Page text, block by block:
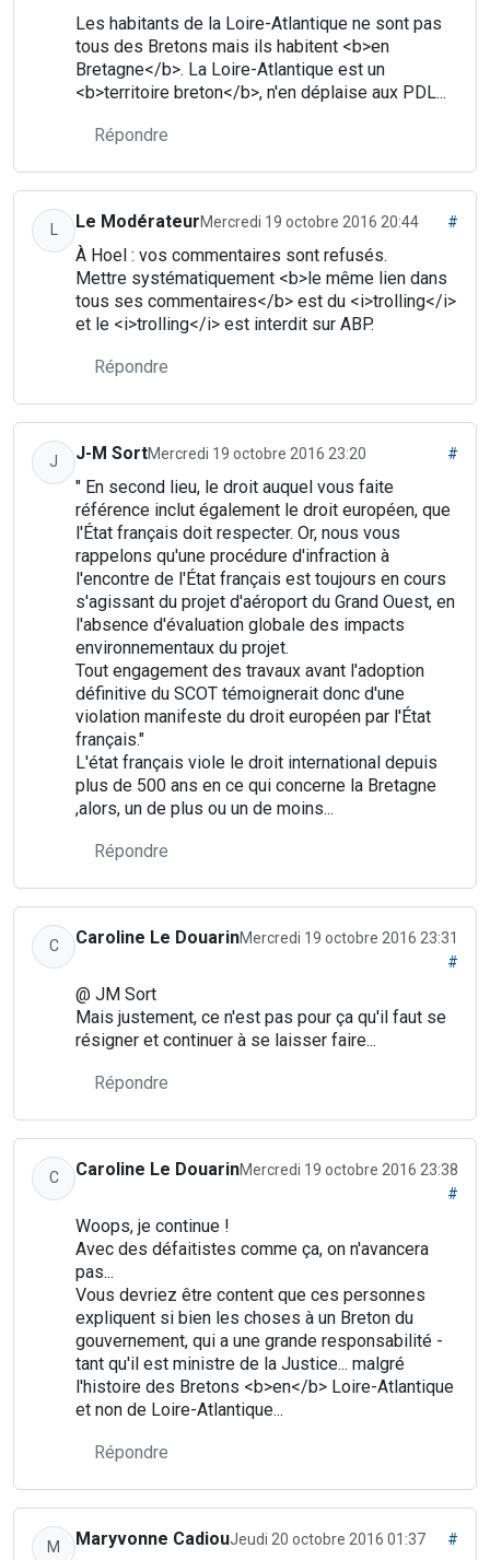
Les habitants de la Loire-Atlantique ne sont pas
tous des Bretons mais ils habitent <b>en
Bretagne</b>. La Loire-Atlantique est un
<b>territoire breton</b>, n'en déplaise aux PDL...
Répondre
L Le ModérateurMercredi 19 octobre 2016 20:44 #
À Hoel : vos commentaires sont refusés.
Mettre systématiquement <b>le même lien dans
tous ses commentaires</b> est du <i>trolling</i>
et le <i>trolling</i> est interdit sur ABP.
Répondre
J J-M SortMercredi 19 octobre 2016 23:20 #
" En second lieu, le droit auquel vous faite
référence inclut également le droit européen, que
l'État français doit respecter. Or, nous vous
rappelons qu'une procédure d'infraction à
l'encontre de l'État français est toujours en cours
s'agissant du projet d'aéroport du Grand Ouest, en
l'absence d'évaluation globale des impacts
environnementaux du projet.
Tout engagement des travaux avant l'adoption
définitive du SCOT témoignerait donc d'une
violation manifeste du droit européen par l'État
français."
L'état français viole le droit international depuis
plus de 500 ans en ce qui concerne la Bretagne
,alors, un de plus ou un de moins...
Répondre
C Caroline Le DouarinMercredi 19 octobre 2016 23:31
#
@ JM Sort
Mais justement, ce n'est pas pour ça qu'il faut se
résigner et continuer à se laisser faire...
Répondre
C Caroline Le DouarinMercredi 19 octobre 2016 23:38
#
Woops, je continue !
Avec des défaitistes comme ça, on n'avancera
pas...
Vous devriez être content que ces personnes
expliquent si bien les choses à un Breton du
gouvernement, qui a une grande responsabilité -
tant qu'il est ministre de la Justice... malgré
l'histoire des Bretons <b>en</b> Loire-Atlantique
et non de Loire-Atlantique...
Répondre
M Maryvonne CadiouJeudi 20 octobre 2016 01:37 #